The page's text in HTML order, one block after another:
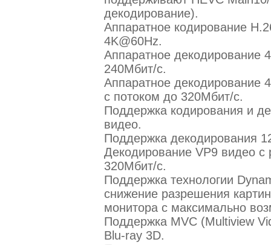
декодирование).
Аппаратное кодирование
4K@60Hz.
Аппаратное декодирование
240Мбит/с.
Аппаратное декодирование
с потоком до 320Мбит/с.
Поддержка кодирования и
видео.
Поддержка декодирования
Декодирование VP9 видео
320Мбит/с.
Поддержка технологии
снижение разрешения
монитора с максимально
Поддержка MVC (Multiview
Blu-ray 3D.